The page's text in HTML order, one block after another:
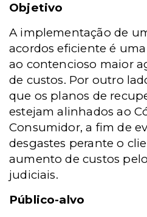
Objetivo
A implementação de
acordos eficiente é
ao contencioso maior
de custos. Por outro
que os planos de
estejam alinhados ao
Consumidor, a fim de
desgastes perante o
aumento de custos
judiciais.
Público-alvo